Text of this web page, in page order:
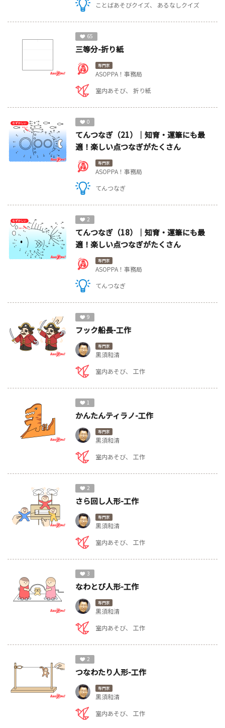
ことばあそびクイズ
あるなしクイズ
65
三等分-折り紙
専門家
ASOPPA！事務局
室内あそび
折り紙
0
てんつなぎ（21）｜知育・運筆にも最
適！楽しい点つなぎがたくさん
専門家
ASOPPA！事務局
てんつなぎ
2
てんつなぎ（18）｜知育・運筆にも最
適！楽しい点つなぎがたくさん
専門家
ASOPPA！事務局
てんつなぎ
9
フック船長-工作
専門家
黒須和清
室内あそび
工作
1
かんたんティラノ-工作
専門家
黒須和清
室内あそび
工作
2
さら回し人形-工作
専門家
黒須和清
室内あそび
工作
3
なわとび人形-工作
専門家
黒須和清
室内あそび
工作
2
つなわたり人形-工作
専門家
黒須和清
室内あそび
工作